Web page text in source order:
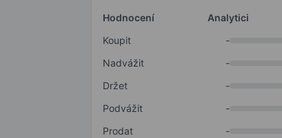
Hodnocení
Analytici
Koupit
-
Nadvážit
-
Držet
-
Podvážit
-
Prodat
-